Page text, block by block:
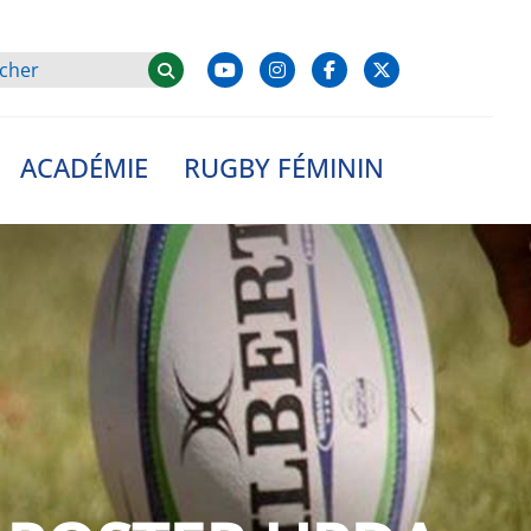
ACADÉMIE RUGBY FÉMININ